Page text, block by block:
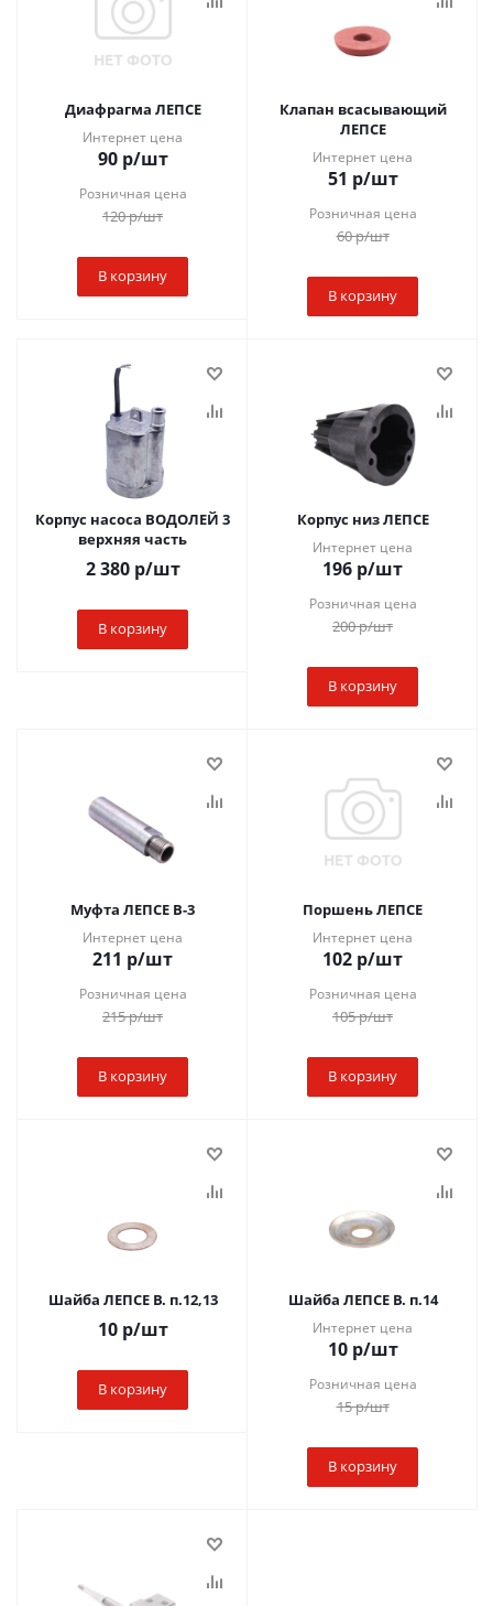
Диафрагма ЛЕПСЕ
Интернет цена
90р/шт
Розничная цена
120р/шт
В корзину
Клапан всасывающий
ЛЕПСЕ
Интернет цена
51 р/шт
Розничная цена
60р/шт
В корзину
Корпус насоса ВОДОЛЕЙ 3
верхняя часть
2 380р/шт
В корзину
Корпус низ ЛЕПСЕ
Интернет цена
196 р/шт
Розничная цена
200р/шт
В корзину
Муфта ЛЕПСЕ В-3
Интернет цена
211 р/шт
Розничная цена
215р/шт
В корзину
Поршень ЛЕПСЕ
Интернет цена
102 р/шт
Розничная цена
105р/шт
В корзину
Шайба ЛЕПСЕ В. п.12,13
10р/шт
В корзину
Шайба ЛЕПСЕ В. п.14
Интернет цена
10р/шт
Розничная цена
15р/шт
В корзину